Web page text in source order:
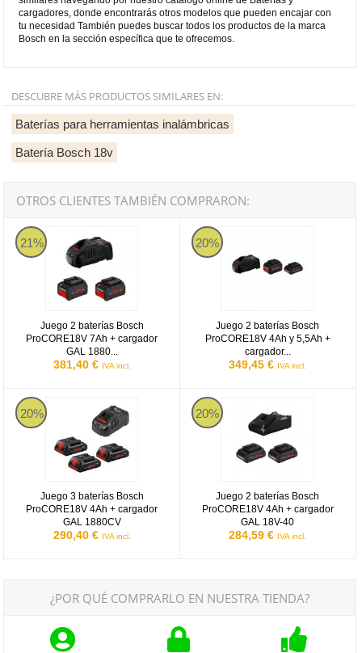
cargadores, donde encontrarás otros modelos que pueden encajar con
tu necesidad También puedes buscar todos los productos de la marca
Bosch en la sección específica que te ofrecemos.
DESCUBRE MÁS PRODUCTOS SIMILARES EN:
Baterías para herramientas inalámbricas
Batería Bosch 18v
OTROS CLIENTES TAMBIÉN COMPRARON:
21%
Juego 2 baterías Bosch
ProCORE18V 7Ah + cargador
GAL 1880...
381,40 € IVA incl.
Juego 2 baterías Bosch ProCORE18V 7Ah + cargador GAL 1880
20%
Juego 2 baterías Bosch
ProCORE18V 4Ah y 5,5Ah +
cargador...
349,45 € IVA incl.
Juego 2 baterías Bosch
20%
Juego 3 baterías Bosch
ProCORE18V 4Ah + cargador
GAL 1880CV
290,40 € IVA incl.
Juego 3 baterías Bosch ProCORE18V 4Ah + cargador GAL
20%
Juego 2 baterías Bosch
ProCORE18V 4Ah + cargador
GAL 18V-40
284,59 € IVA incl.
Juego 2 baterías Bosch
¿POR QUÉ COMPRARLO EN NUESTRA TIENDA?